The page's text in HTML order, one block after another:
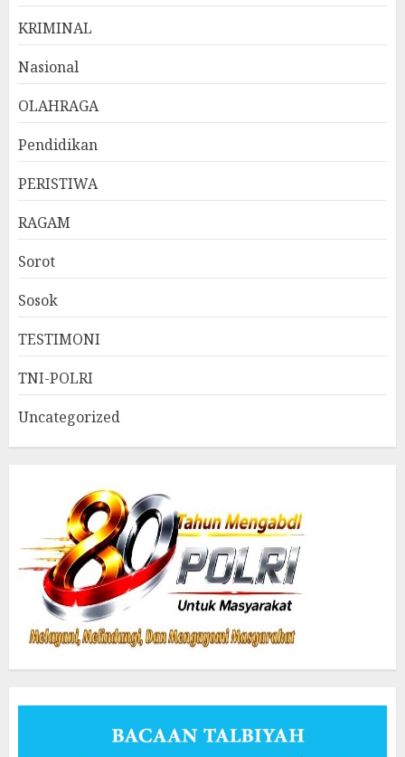
KRIMINAL
Nasional
OLAHRAGA
Pendidikan
PERISTIWA
RAGAM
Sorot
Sosok
TESTIMONI
TNI-POLRI
Uncategorized